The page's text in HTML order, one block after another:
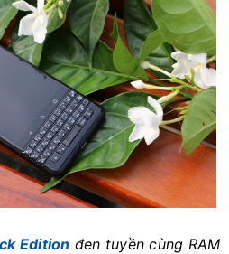
Edition đen tuyền cùng RAM